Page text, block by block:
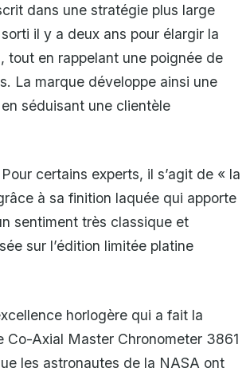
dans une stratégie plus large
il y a deux ans pour élargir la
tout en rappelant une poignée de
La marque développe ainsi une
séduisant une clientèle
certains experts, il s’agit de « la
à sa finition laquée qui apporte
sentiment très classique et
sur l’édition limitée platine
horlogère qui a fait la
Co-Axial Master Chronometer 3861
les astronautes de la NASA ont